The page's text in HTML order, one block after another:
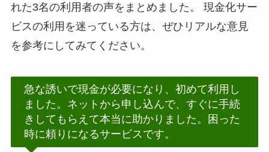
れた3名の利用者の声をまとめました。 現金化サー
ビスの利用を迷っている方は、ぜひリアルな意見
を参考にしてみてください。
急な誘いで現金が必要になり、初めて利用し
ました。ネットから申し込んで、すぐに手続
きしてもらえて本当に助かりました。困った
時に頼りになるサービスです。